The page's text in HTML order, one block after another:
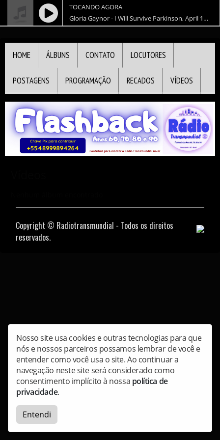
TOCANDO AGORA
Gloria Gaynor - I Will Survive Parkinson, April 12th 2003
HOME ÁLBUNS CONTATO LOCUTORES
POSTAGENS PROGRAMAÇÃO RECADOS VÍDEOS
Copyright © Radiotransmundial - Todos os direitos
reservados.
Nosso site usa cookies e outras tecnologias para que
nós e nossos parceiros possamos lembrar de você e
entender como você usa o site. Ao continuar a
navegação neste site será considerado como
consentimento implícito à nossa política de
privacidade.
Entendi